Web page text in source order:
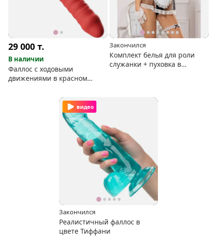
29 000т.
В наличии
Фаллос с ходовыми
движениями в красном
Закончился
Комплект белья для роли
служанки + пуховка в
видео
Закончился
Реалистичный фаллос в
цвете Тиффани